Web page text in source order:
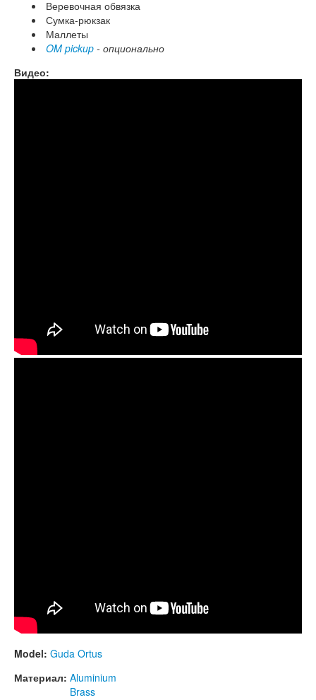
Веревочная обвязка
Сумка-рюкзак
Маллеты
OM pickup - опционально
Видео:
Model: Guda Ortus
Материал: Aluminium
Brass